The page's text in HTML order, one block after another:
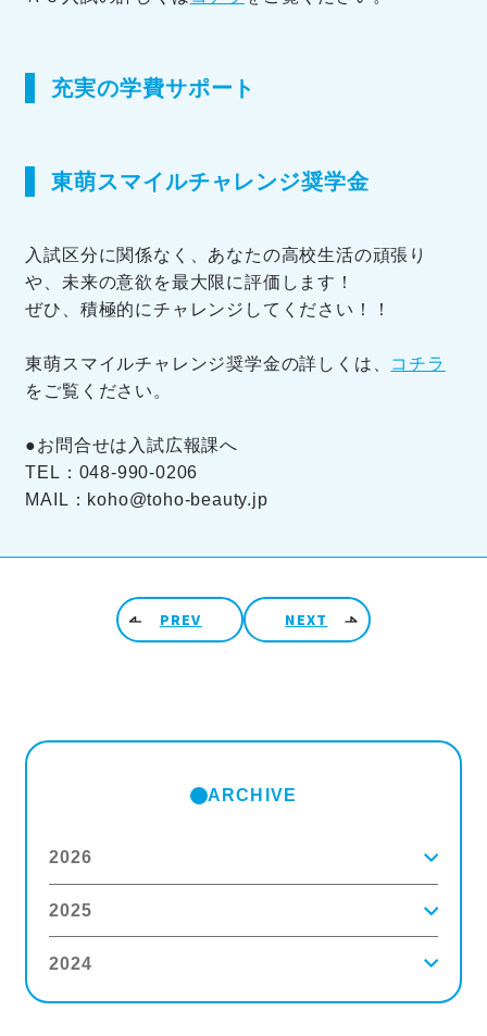
充実の学費サポート
東萌スマイルチャレンジ奨学金
入試区分に関係なく、あなたの高校生活の頑張り
や、未来の意欲を最大限に評価します！
ぜひ、積極的にチャレンジしてください！！
東萌スマイルチャレンジ奨学金の詳しくは、 コチラ
をご覧ください。
●お問合せは入試広報課へ
TEL：048-990-0206
MAIL：koho@toho-beauty.jp
投稿ナビゲーションPREV NEXT
ARCHIVE
2026
2026年8月
2026年5月
2025
2025年12月
2025年10月(5)
2024